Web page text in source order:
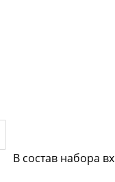
В состав набора